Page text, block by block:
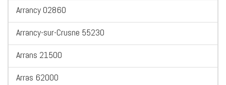
Arrancy 02860
Arrancy-sur-Crusne 55230
Arrans 21500
Arras 62000